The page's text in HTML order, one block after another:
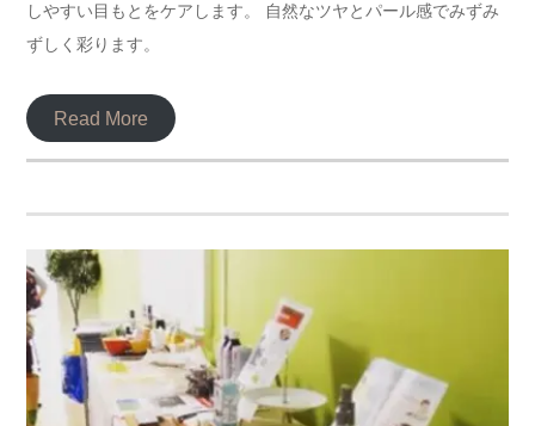
しやすい目もとをケアします。 自然なツヤとパール感でみずみ
ずしく彩ります。
Read More